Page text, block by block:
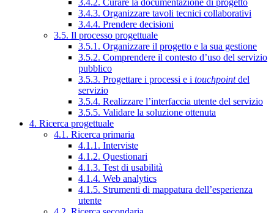
3.4.2. Curare la documentazione di progetto
3.4.3. Organizzare tavoli tecnici collaborativi
3.4.4. Prendere decisioni
3.5. Il processo progettuale
3.5.1. Organizzare il progetto e la sua gestione
3.5.2. Comprendere il contesto d’uso del servizio
pubblico
3.5.3. Progettare i processi e i touchpointdel
servizio
3.5.4. Realizzare l’interfaccia utente del servizio
3.5.5. Validare la soluzione ottenuta
4. Ricerca progettuale
4.1. Ricerca primaria
4.1.1. Interviste
4.1.2. Questionari
4.1.3. Test di usabilità
4.1.4. Web analytics
4.1.5. Strumenti di mappatura dell’esperienza
utente